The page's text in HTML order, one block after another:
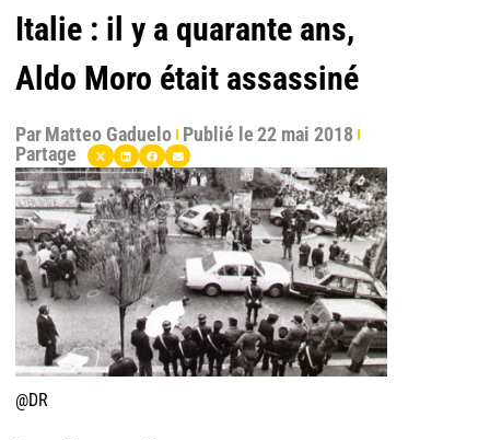
Italie : il y a quarante ans,
Aldo Moro était assassiné
ParMatteo Gaduelo Publié le22 mai 2018
Partage
@DR